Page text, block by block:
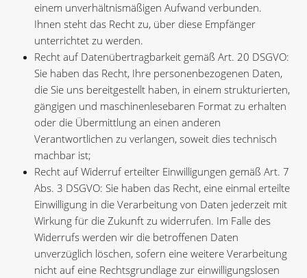
einem unverhältnismäßigen Aufwand verbunden.
Ihnen steht das Recht zu, über diese Empfänger
unterrichtet zu werden.
Recht auf Datenübertragbarkeit gemäß Art. 20 DSGVO:
Sie haben das Recht, Ihre personenbezogenen Daten,
die Sie uns bereitgestellt haben, in einem strukturierten,
gängigen und maschinenlesebaren Format zu erhalten
oder die Übermittlung an einen anderen
Verantwortlichen zu verlangen, soweit dies technisch
machbar ist;
Recht auf Widerruf erteilter Einwilligungen gemäß Art. 7
Abs. 3 DSGVO: Sie haben das Recht, eine einmal erteilte
Einwilligung in die Verarbeitung von Daten jederzeit mit
Wirkung für die Zukunft zu widerrufen. Im Falle des
Widerrufs werden wir die betroffenen Daten
unverzüglich löschen, sofern eine weitere Verarbeitung
nicht auf eine Rechtsgrundlage zur einwilligungslosen